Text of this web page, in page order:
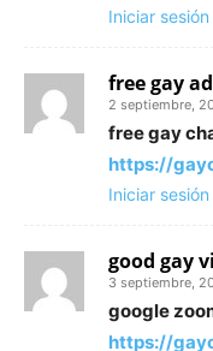
Iniciar
free gay
2 septiembre,
free gay
https://
Iniciar
good gay
3 septiembre,
google
https://